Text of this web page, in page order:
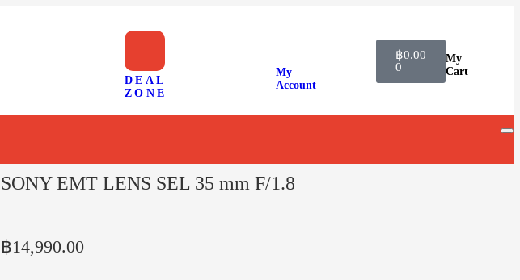
DEAL
ZONE
My
Account
฿0.00
0
My
Cart
SONY EMT LENS SEL 35 mm F/1.8
฿14,990.00